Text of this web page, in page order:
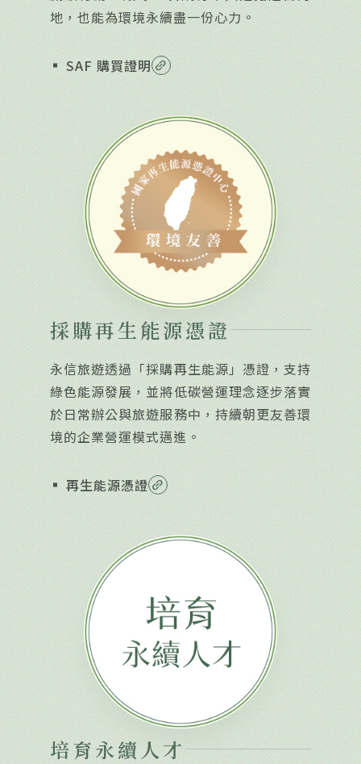
地，也能為環境永續盡一份心力。
SAF 購買證明 link_2
採購再生能源憑證
永信旅遊透過「採購再生能源」憑證，支持
綠色能源發展，並將低碳營運理念逐步落實
於日常辦公與旅遊服務中，持續朝更友善環
境的企業營運模式邁進。
再生能源憑證link_2
培育永續人才